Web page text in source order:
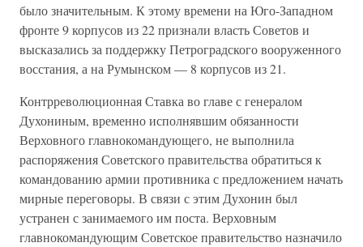
было значительным. К этому времени на Юго-Западном
фронте 9 корпусов из 22 признали власть Советов и
высказались за поддержку Петроградского вооруженного
восстания, а на Румынском — 8 корпусов из 21.
Контрреволюционная Ставка во главе с генералом
Духониным, временно исполнявшим обязанности
Верховного главнокомандующего, не выполнила
распоряжения Советского правительства обратиться к
командованию армии противника с предложением начать
мирные переговоры. В связи с этим Духонин был
устранен с занимаемого им поста. Верховным
главнокомандующим Советское правительство назначило